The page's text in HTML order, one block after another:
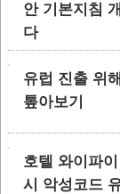
안 기본지침
다
유럽 진출 위
톺아보기
호텔 와이파
시 악성코드